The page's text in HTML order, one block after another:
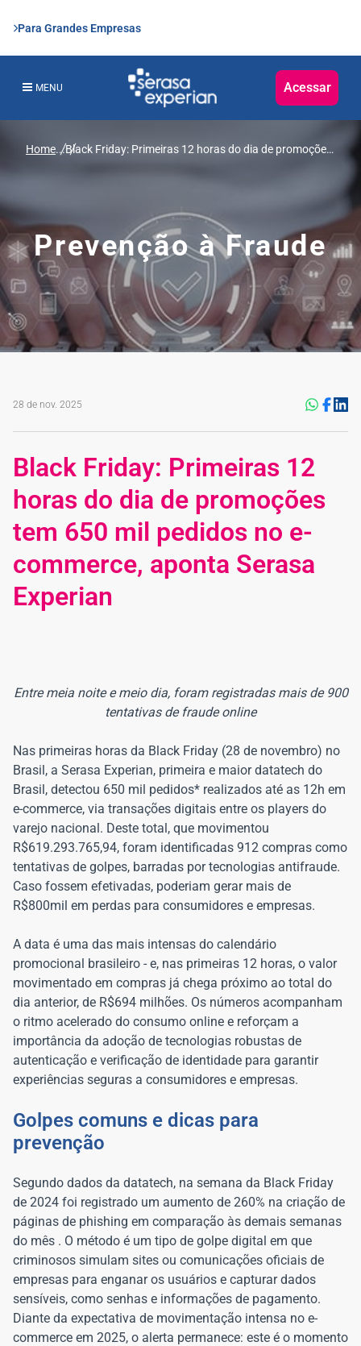
Para Grandes Empresas
MENU Acessar
Home...Black Friday: Primeiras 12 horas do dia de promoções
Prevenção à Fraude
28 de nov. 2025
Black Friday: Primeiras 12
horas do dia de promoções
tem 650 mil pedidos no e-
commerce, aponta Serasa
Experian
Entre meia noite e meio dia, foram registradas mais de 900
tentativas de fraude online
Nas primeiras horas da Black Friday (28 de novembro) no
Brasil, a Serasa Experian, primeira e maior datatech do
Brasil, detectou 650 mil pedidos* realizados até as 12h em
e-commerce, via transações digitais entre os players do
varejo nacional. Deste total, que movimentou
R$619.293.765,94, foram identificadas 912 compras como
tentativas de golpes, barradas por tecnologias antifraude.
Caso fossem efetivadas, poderiam gerar mais de
R$800mil em perdas para consumidores e empresas.
A data é uma das mais intensas do calendário
promocional brasileiro - e, nas primeiras 12 horas, o valor
movimentado em compras já chega próximo ao total do
dia anterior, de R$694 milhões. Os números acompanham
o ritmo acelerado do consumo online e reforçam a
importância da adoção de tecnologias robustas de
autenticação e verificação de identidade para garantir
experiências seguras a consumidores e empresas.
Golpes comuns e dicas para
prevenção
Segundo dados da datatech, na semana da Black Friday
de 2024 foi registrado um aumento de 260% na criação de
páginas de phishing em comparação às demais semanas
do mês . O método é um tipo de golpe digital em que
criminosos simulam sites ou comunicações oficiais de
empresas para enganar os usuários e capturar dados
sensíveis, como senhas e informações de pagamento.
Diante da expectativa de movimentação intensa no e-
commerce em 2025, o alerta permanece: este é o momento